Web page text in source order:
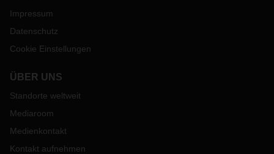
Impressum
Datenschutz
Cookie Einstellungen
ÜBER UNS
Standorte weltweit
Mediaroom
Medienkontakt
Kontakt aufnehmen